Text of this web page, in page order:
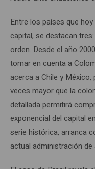
Entre los países que
capital, se destacan
orden. Desde el año
tomar en cuenta a
acerca a Chile y
veces mayor que la
detallada permitirá
exponencial del capital
serie histórica, arranca
actual administración